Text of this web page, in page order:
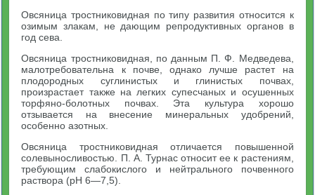
Овсяница тростниковидная по типу развития относится к
озимым злакам, не дающим репродуктивных органов в
год сева.
Овсяница тростниковидная, по данным П. Ф. Медведева,
малотребовательна к почве, однако лучше растет на
плодородных суглинистых и глинистых почвах,
произрастает также на легких супесчаных и осушенных
торфяно-болотных почвах. Эта культура хорошо
отзывается на внесение минеральных удобрений,
особенно азотных.
Овсяница тростниковидная отличается повышенной
солевыносливостью. П. А. Турнас относит ее к растениям,
требующим слабокислого и нейтрального почвенного
раствора (pH 6—7,5).